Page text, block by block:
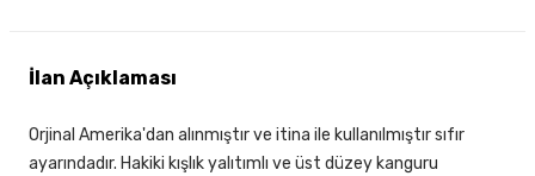
İlan Açıklaması
Orjinal Amerika'dan alınmıştır ve itina ile kullanılmıştır sıfır
ayarındadır. Hakiki kışlık yalıtımlı ve üst düzey kanguru